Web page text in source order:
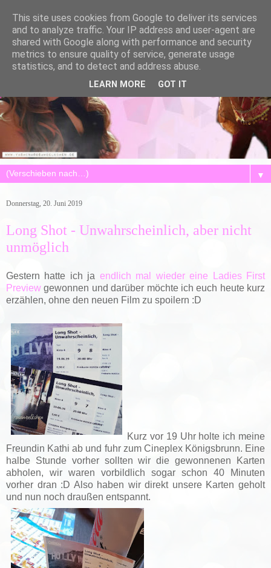
▼
Donnerstag, 20. Juni 2019
Long Shot - Unwahrscheinlich, aber nicht
unmöglich
Gestern hatte ich ja endlich mal wieder eine Ladies First
Preview gewonnen und darüber möchte ich euch heute kurz
erzählen, ohne den neuen Film zu spoilern :D
Kurz vor 19 Uhr holte ich meine
Freundin Kathi ab und fuhr zum Cineplex Königsbrunn. Eine
halbe Stunde vorher sollten wir die gewonnenen Karten
abholen, wir waren vorbildlich sogar schon 40 Minuten
vorher dran :D Also haben wir direkt unsere Karten geholt
und nun noch draußen entspannt.
This site uses cookies from Google to deliver its services
and to analyze traffic. Your IP address and user-agent are
shared with Google along with performance and security
metrics to ensure quality of service, generate usage
statistics, and to detect and address abuse.
LEARN MORE GOT IT